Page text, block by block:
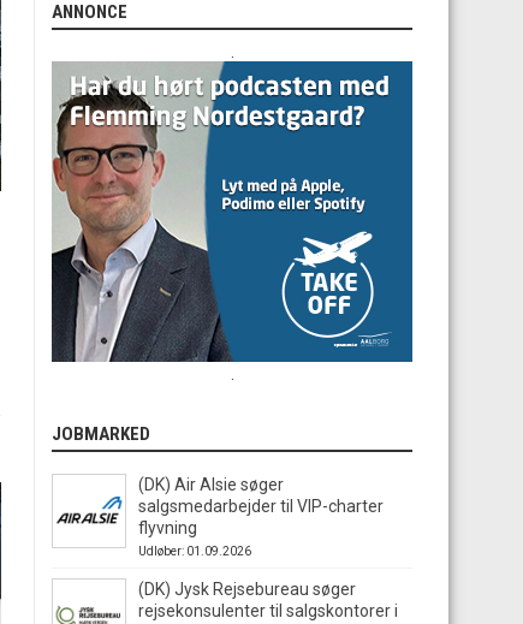
ANNONCE
JOBMARKED
(DK) Air Alsie søger
salgsmedarbejder til VIP-charter
flyvning
Udløber: 01.09.2026
(DK) Jysk Rejsebureau søger
rejsekonsulenter til salgskontorer i